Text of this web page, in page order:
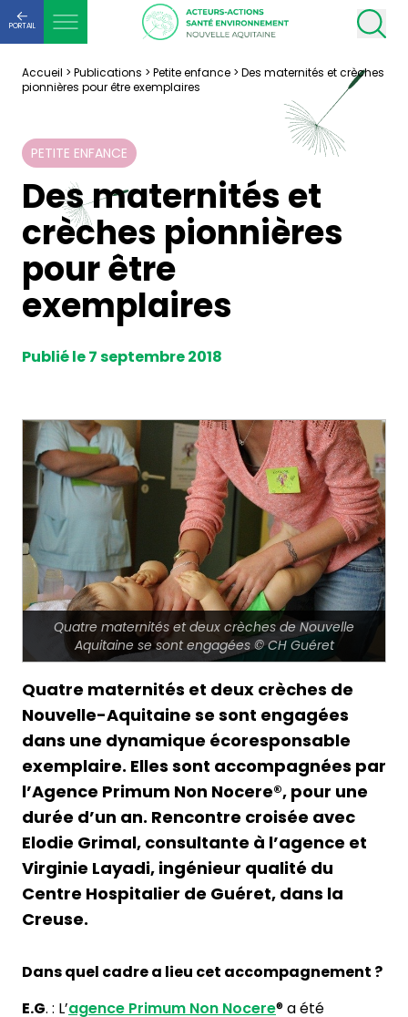
PORTAIL
Accueil > Publications > Petite enfance > Des maternités et crèches
pionnières pour être exemplaires
PETITE ENFANCE
Des maternités et
crèches pionnières
pour être
exemplaires
Publié le 7 septembre 2018
Quatre maternités et deux crèches de Nouvelle
Aquitaine se sont engagées © CH Guéret
Quatre maternités et deux crèches de
Nouvelle-Aquitaine se sont engagées
dans une dynamique écoresponsable
exemplaire. Elles sont accompagnées par
l’Agence Primum Non Nocere®, pour une
durée d’un an. Rencontre croisée avec
Elodie Grimal, consultante à l’agence et
Virginie Layadi, ingénieur qualité du
Centre Hospitalier de Guéret, dans la
Creuse.
Dans quel cadre a lieu cet accompagnement ?
E.G. : L’agence Primum Non Nocere® a été